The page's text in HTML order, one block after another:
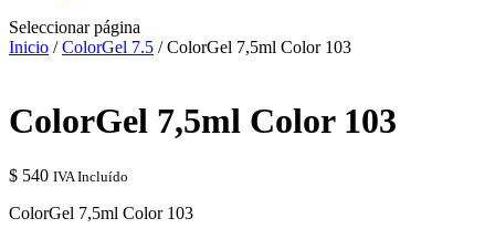
Seleccionar página
Inicio /ColorGel 7.5 / ColorGel 7,5ml Color 103
ColorGel 7,5ml Color 103
$ 540 IVA Incluído
ColorGel 7,5ml Color 103